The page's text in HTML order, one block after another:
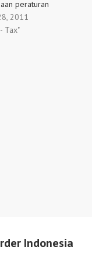
peraturan
pajak
1/pj/2011
2011
Tax"
Indonesia